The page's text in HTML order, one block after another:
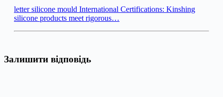
letter silicone mould International Certifications: Kinshing
silicone products meet rigorous…
Залишити відповідь